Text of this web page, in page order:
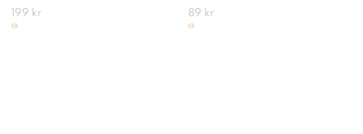
199 kr
89 kr